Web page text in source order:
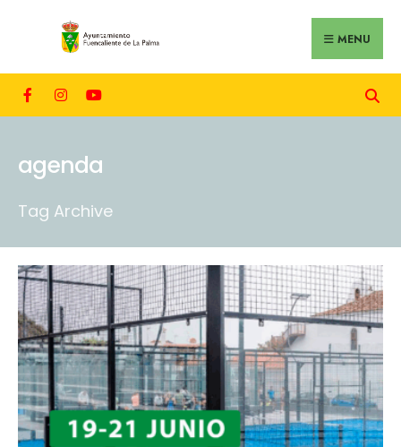
MENU
agenda
Tag Archive